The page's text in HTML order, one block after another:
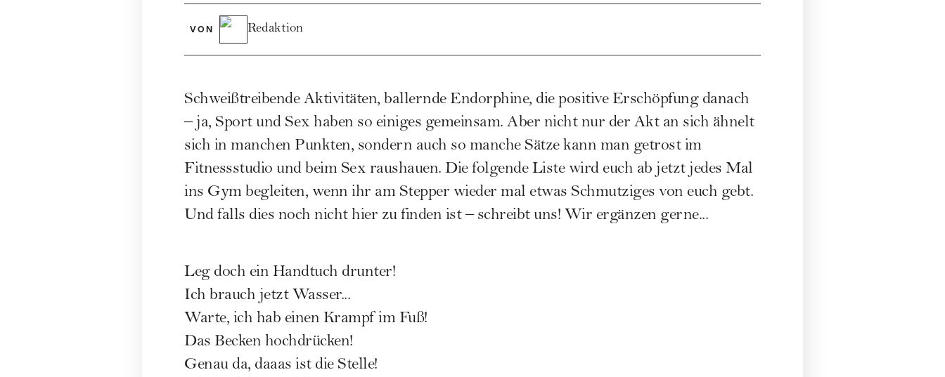
VON Redaktion
Schweißtreibende Aktivitäten, ballernde Endorphine, die positive Erschöpfung danach
– ja, Sport und Sex haben so einiges gemeinsam. Aber nicht nur der Akt an sich ähnelt
sich in manchen Punkten, sondern auch so manche Sätze kann man getrost im
Fitnessstudio und beim Sex raushauen. Die folgende Liste wird euch ab jetzt jedes Mal
ins Gym begleiten, wenn ihr am Stepper wieder mal etwas Schmutziges von euch gebt.
Und falls dies noch nicht hier zu finden ist – schreibt uns! Wir ergänzen gerne...
Leg doch ein Handtuch drunter!
Ich brauch jetzt Wasser...
Warte, ich hab einen Krampf im Fuß!
Das Becken hochdrücken!
Genau da, daaas ist die Stelle!